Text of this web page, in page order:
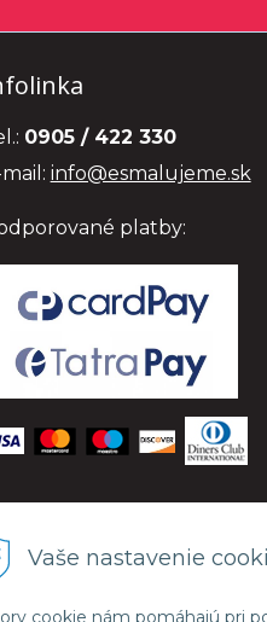
Vaše nastavenie
cookie nám pomáhajú pri
0905 / 422 330
info@esmalujeme.sk
platby: